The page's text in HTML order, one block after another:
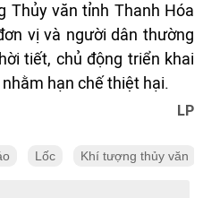
Thủy văn tỉnh Thanh Hóa
vị và người dân thường
tiết, chủ động triển khai
hạn chế thiệt hại.
LP
Lốc Khí tượng thủy văn